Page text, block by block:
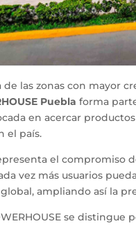
de las zonas con mayor
Puebla forma
en acercar
el país.
el compromiso
vez más usuarios
ampliando así la
se distingue